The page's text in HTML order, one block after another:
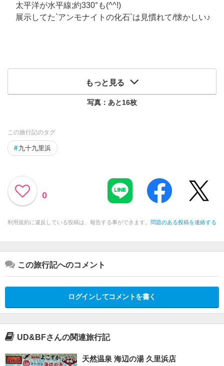
太平洋が水平線;約330°も(^^!)
展示してた`アンモナイトの化石`は見慣れて/懐かしい♪
もっと見る
写真：あと16枚
この旅行記のタグ
# 九十九里浜
0
利用規約に違反している投稿は、報告する事ができます。 問題のある投稿を連絡する
この旅行記へのコメント
ログインしてコメントを書く
UD&BFさんの関連旅行記
天然温泉 海辺の湯 久里浜店